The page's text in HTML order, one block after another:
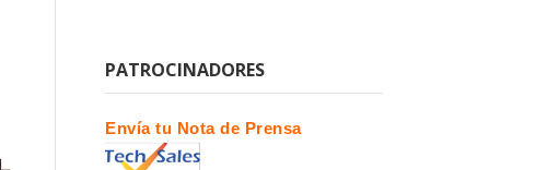
PATROCINADORES
Envía tu Nota de Prensa